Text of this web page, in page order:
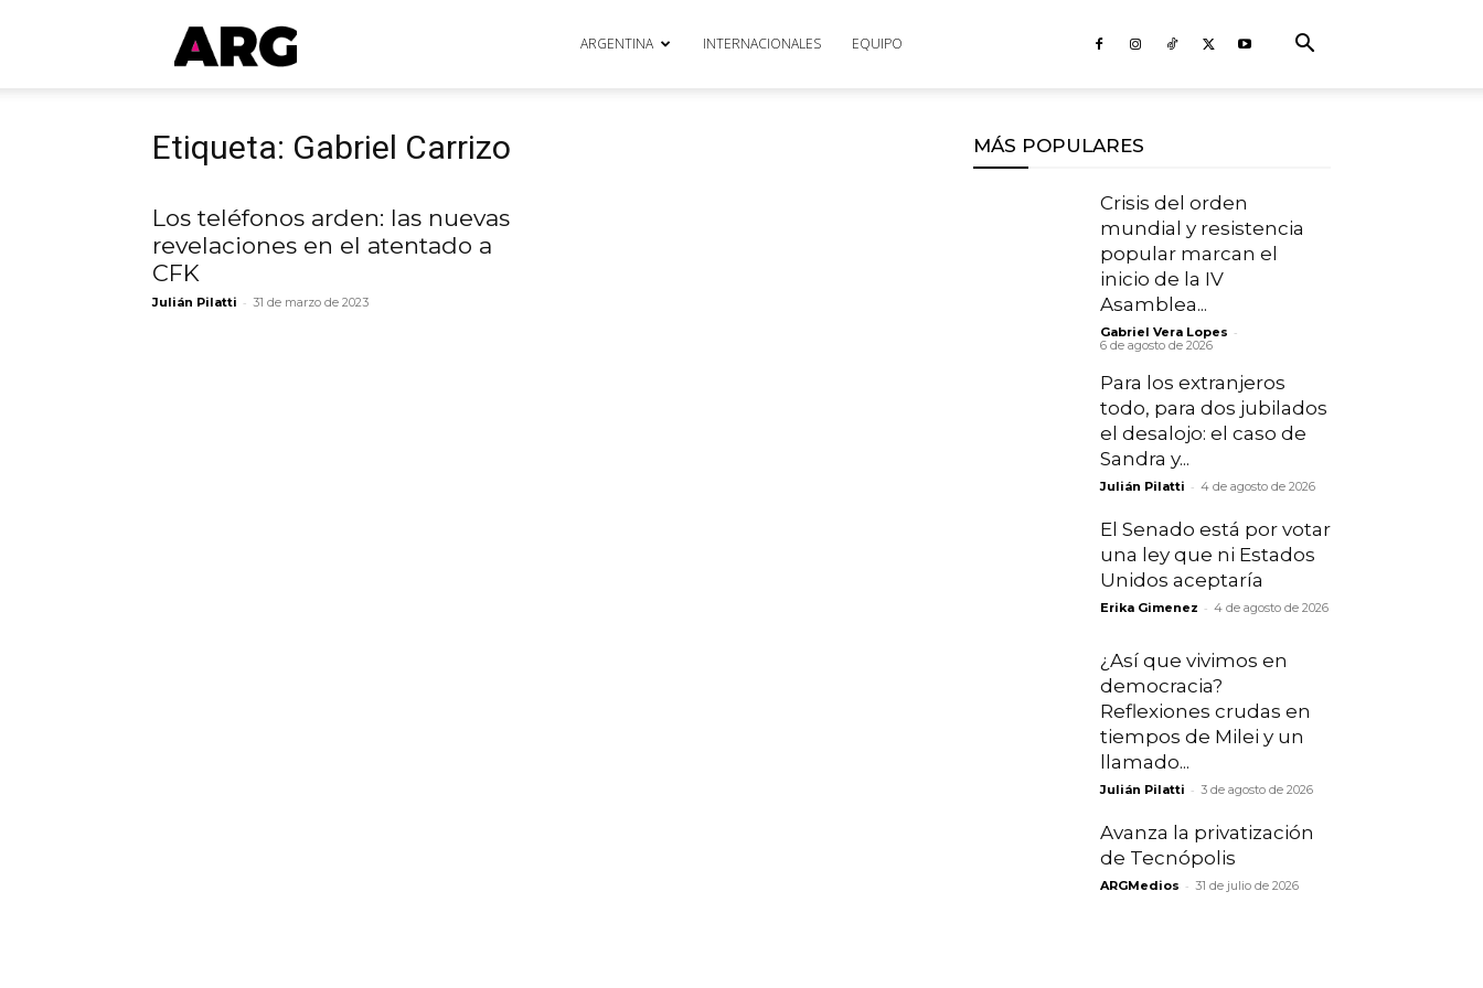
ARGmedios ARGENTINA INTERNACIONALES EQUIPO
Etiqueta: Gabriel Carrizo
Los teléfonos arden: las nuevas
revelaciones en el atentado a
CFK
Julián Pilatti - 31 de marzo de 2023
MÁS POPULARES
Crisis del orden
mundial y resistencia
popular marcan el
inicio de la IV
Asamblea...
Gabriel Vera Lopes -
6 de agosto de 2026
Para los extranjeros
todo, para dos jubilados
el desalojo: el caso de
Sandra y...
Julián Pilatti - 4 de agosto de 2026
El Senado está por votar
una ley que ni Estados
Unidos aceptaría
Erika Gimenez - 4 de agosto de 2026
¿Así que vivimos en
democracia?
Reflexiones crudas en
tiempos de Milei y un
llamado...
Julián Pilatti - 3 de agosto de 2026
Avanza la privatización
de Tecnópolis
ARGMedios - 31 de julio de 2026